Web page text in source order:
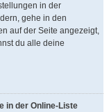
in der
gehe in den
auf der Seite angezeigt,
du alle deine
in der Online-Liste